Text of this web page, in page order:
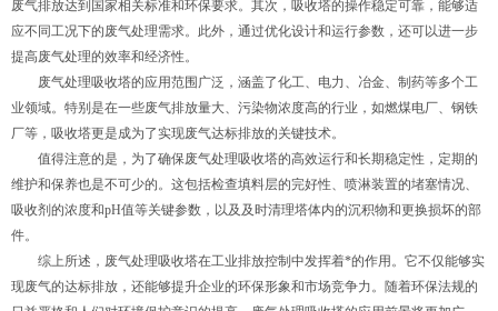
废气排放达到国家相关标准和环保要求。其次，吸收塔的操作稳定可靠，能够适
应不同工况下的废气处理需求。此外，通过优化设计和运行参数，还可以进一步
提高废气处理的效率和经济性。
废气处理吸收塔的应用范围广泛，涵盖了化工、电力、冶金、制药等多个工
业领域。特别是在一些废气排放量大、污染物浓度高的行业，如燃煤电厂、钢铁
厂等，吸收塔更是成为了实现废气达标排放的关键技术。
值得注意的是，为了确保废气处理吸收塔的高效运行和长期稳定性，定期的
维护和保养也是不可少的。这包括检查填料层的完好性、喷淋装置的堵塞情况、
吸收剂的浓度和pH值等关键参数，以及及时清理塔体内的沉积物和更换损坏的部
件。
综上所述，废气处理吸收塔在工业排放控制中发挥着*的作用。它不仅能够实
现废气的达标排放，还能够提升企业的环保形象和市场竞争力。随着环保法规的